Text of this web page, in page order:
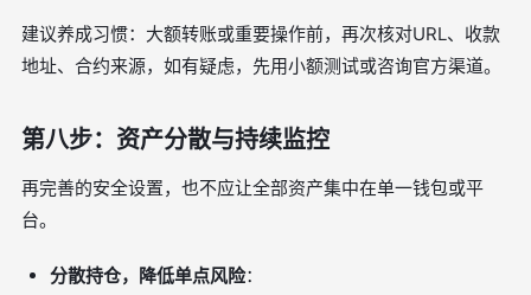
建议养成习惯：大额转账或重要操作前，再次核对URL、收款
地址、合约来源，如有疑虑，先用小额测试或咨询官方渠道。
第八步：资产分散与持续监控
再完善的安全设置，也不应让全部资产集中在单一钱包或平
台。
分散持仓，降低单点风险：